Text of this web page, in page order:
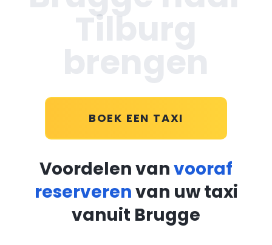
Tilburg
BOEK EEN TAXI
Voordelen vanvooraf
reserverenvan uw taxi
vanuit Brugge